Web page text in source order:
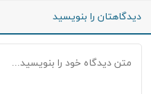
دیدگاهتان را بنویسید